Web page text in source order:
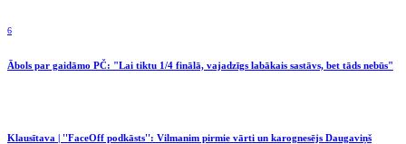
6
Ābols par gaidāmo PČ: "Lai tiktu 1/4 finālā, vajadzīgs labākais sastāvs, bet tāds nebūs"
Klausītava | ''FaceOff podkāsts'': Vilmanim pirmie vārti un karognesējs Daugaviņš